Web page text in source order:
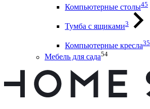
Компьютерные столы45
Тумба с ящиками3
Компьютерные кресла35
Мебель для сада54